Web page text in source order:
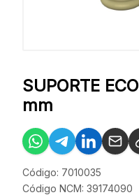
SUPORTE
mm
Código: 7010035
Código NCM: 39174090